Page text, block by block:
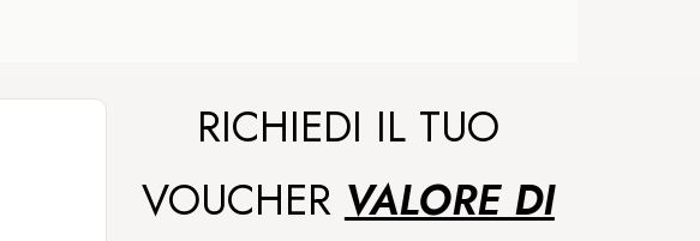
RICHIEDI IL TUO
VOUCHERVALORE DI